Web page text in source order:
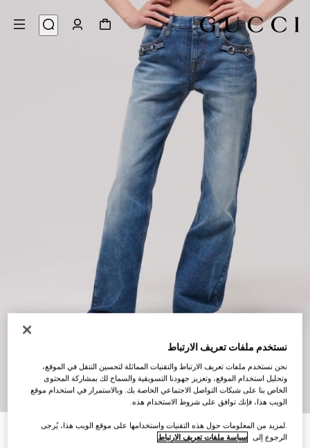
/
10
حذاء سنيكرز ضخم للنساء
نستخدم ملفات تعريف الارتباط
نحن نستخدم ملفات تعريف الارتباط والتقنيات المماثلة لتحسين التنقل في الموقع،
وتحليل استخدام الموقع، وتعزيز جهودنا التسويقية والسماح لك بمشاركة المحتوى
الخاص بنا على شبكات التواصل الاجتماعي الخاصة بك. وبالاستمرار في استخدام موقع
الويب هذا، فإنك توافق على شروط الاستخدام هذه.
.لمزيد من المعلومات حول هذه التقنيات واستخدامها على موقع الويب هذا، يُرجى
الرجوع إلى سياسة ملفات تعريف الارتباط